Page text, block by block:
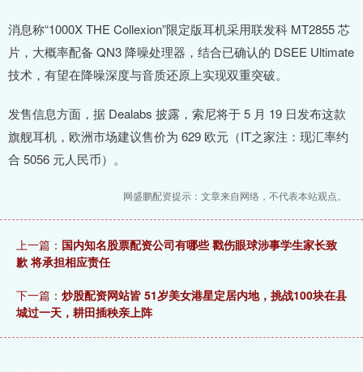
消息称“1000X THE Collexion”限定版耳机采用联发科 MT2855 芯
片，大概率配备 QN3 降噪处理器，结合已确认的 DSEE Ultimate
技术，有望在降噪深度与音质还原上实现双重突破。
发售信息方面，据 Dealabs 披露，索尼将于 5 月 19 日发布这款
旗舰耳机，欧洲市场建议售价为 629 欧元（IT之家注：现汇率约
合 5056 元人民币）。
网盛鹏配资提示：文章来自网络，不代表本站观点。
上一篇： 国内知名股票配资公司有哪些 戳伤眼球涉事学生家长致
歉 将承担相应责任
下一篇： 炒股配资网站皆 51岁美女港星定居内地，挑战100块在县
城过一天，耕田插秧亲上阵